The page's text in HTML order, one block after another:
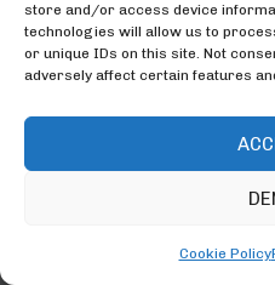
store and/or access device
technologies will allow us to
or unique IDs on this site. Not
adversely affect certain features
Cookie Policy